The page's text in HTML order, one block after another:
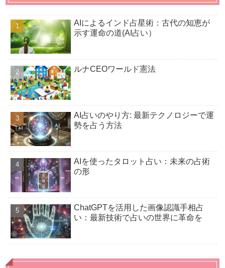
AIによるインド占星術：古代の知恵が
示す運命の道(AI占い）
ルナCEOワールド憲法
AI占いのやり方: 最新テクノロジーで運
勢を占う方法
AIを使ったタロット占い：未来の占術
の形
ChatGPTを活用した画像認識手相占
い：最新技術で占いの世界に革命を